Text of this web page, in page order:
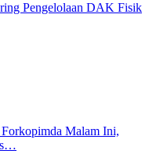
Pengelolaan DAK Fisik
Malam Ini,